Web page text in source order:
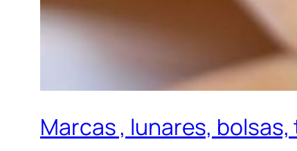
Marcas , lunares,